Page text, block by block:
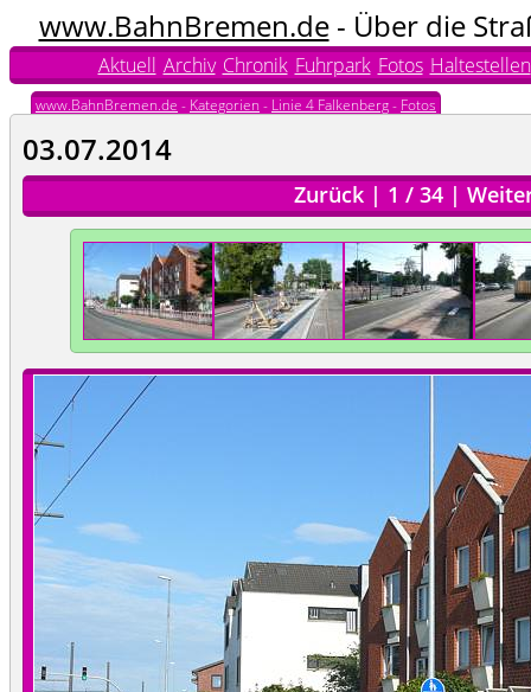
www.BahnBremen.de- Über die
Aktuell Archiv Chronik Fuhrpark Fotos Haltestellen
www.BahnBremen.de - Kategorien - Linie 4 Falkenberg- Fotos
03.07.2014
Zurück | 1 / 34 |